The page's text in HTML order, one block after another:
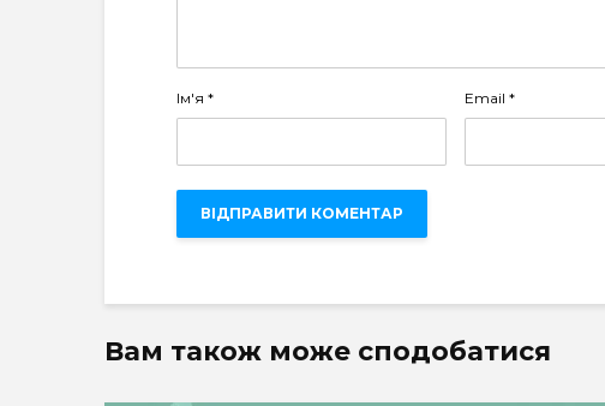
Ім'я * Email *
Вам також може сподобатися